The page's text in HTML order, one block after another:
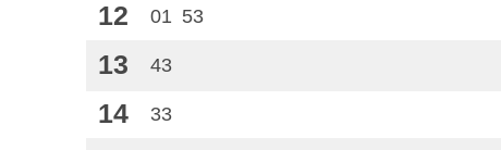
12 01 53
13 43
14 33